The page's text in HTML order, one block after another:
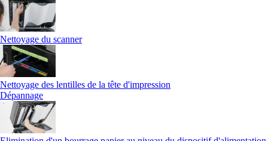
Nettoyage du scanner
Nettoyage des lentilles de la tête d'impression
Dépannage